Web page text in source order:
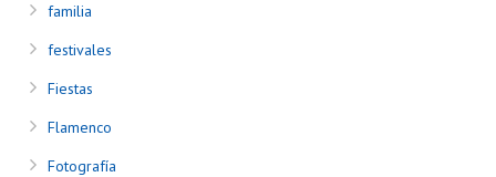
familia
festivales
Fiestas
Flamenco
Fotografía